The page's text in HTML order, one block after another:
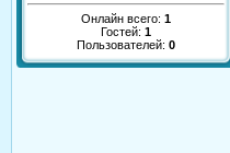
Онлайн всего: 1
Гостей: 1
Пользователей: 0